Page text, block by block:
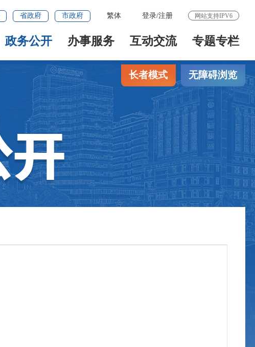
省政府 市政府 繁体 登录/注册 网站支持IPV6
政务公开 办事服务 互动交流 专题专栏
长者模式 无障碍浏览